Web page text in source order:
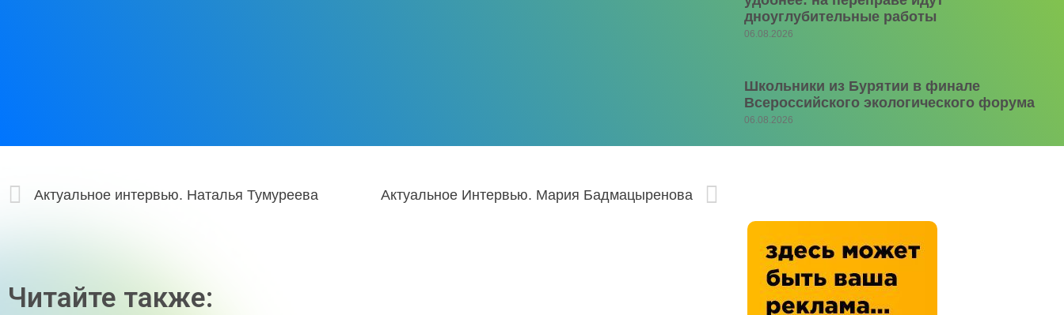
дноуглубительные работы
06.08.2026
Школьники из Бурятии в финале
Всероссийского экологического форума
06.08.2026
Актуальное интервью. Наталья Тумуреева Актуальное Интервью. Мария Бадмацыренова
Читайте также: